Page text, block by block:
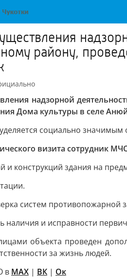
району,
надзорной
Дома культуры в селе
социально
визита сотрудник
конструкций здания на
систем противопожарной
наличия и исправности
объекта проведен
за жизнь людей.
в МАХ | ВК | Ок